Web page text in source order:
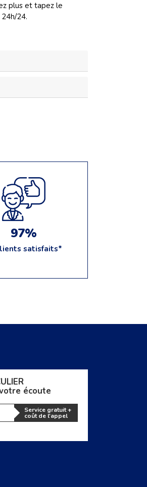
plus et tapez le
24.
97%
satisfaits*
écoute
Service gratuit +
coût de l'appel